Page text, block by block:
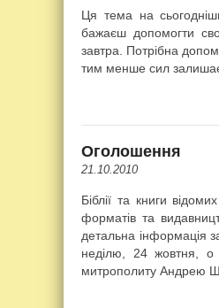
Ця тема на
бажаєш допомогти
завтра. Потрібна
тим менше сил
Оголошення
21.10.2010
Біблії та книги
форматів та
детальна інформація
неділю, 24 жовтня, о
митрополиту Андрею